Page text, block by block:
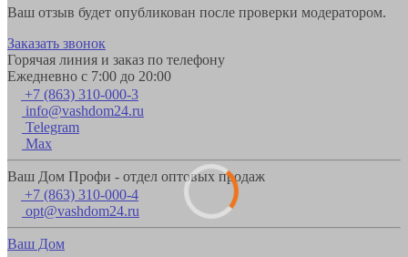
Ваш отзыв будет опубликован после проверки модератором.
Заказать звонок
Горячая линия и заказ по телефону
Ежедневно с 7:00 до 20:00
+7 (863) 310-000-3
info@vashdom24.ru
Telegram
Max
Ваш Дом Профи - отдел оптовых продаж
+7 (863) 310-000-4
opt@vashdom24.ru
Ваш Дом